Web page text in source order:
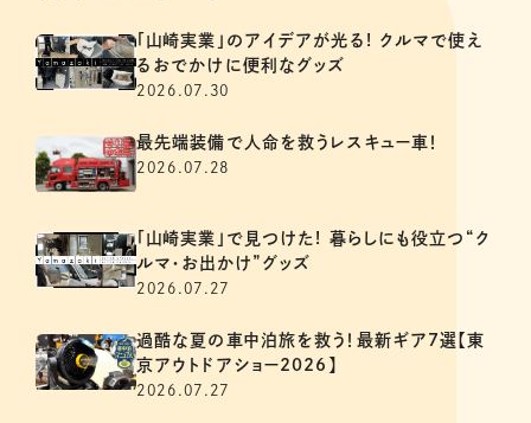
「山崎実業」のアイデアが光る! クルマで使え
るおでかけに便利なグッズ
2026.07.30
最先端装備で人命を救うレスキュー車！
2026.07.28
「山崎実業」で見つけた! 暮らしにも役立つ“ク
ルマ・お出かけ”グッズ
2026.07.27
過酷な夏の車中泊旅を救う！最新ギア7選【東
京アウトドアショー2026】
2026.07.27